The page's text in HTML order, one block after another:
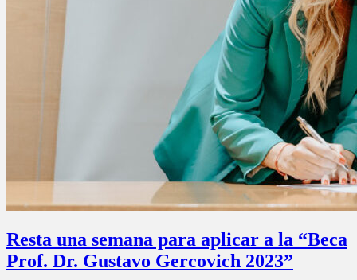
Resta una semana para aplicar a la “Beca
Prof. Dr. Gustavo Gercovich 2023”